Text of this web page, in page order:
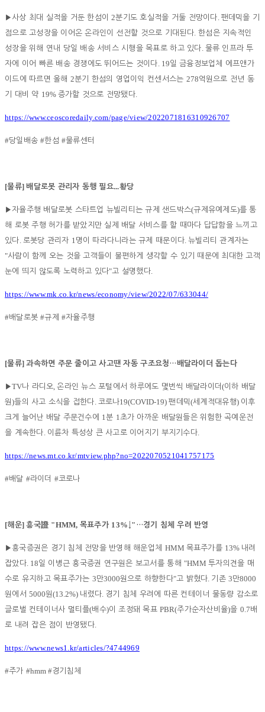
▶ 사상 최대 실적을 거둔 한섬이2분기도 호실적을 거둘 전망이다. 팬데믹을 기
점으로 고성장을 이어온 온라인이 선전할 것으로 기대된다. 한섬은 지속적인
성장을 위해 연내 당일 배송 서비스 시행을 목표로 하고 있다. 물류 인프라 투
자에 이어 빠른 배송 경쟁에도 뛰어드는 것이다. 19일 금융정보업체 에프앤가
이드에 따르면 올해 2분기 한섬의 영업이익 컨센서스는 278억원으로 전년 동
기 대비 약 19% 증가할 것으로 전망됐다.
https://www.ceoscoredaily.com/page/view/2022071816310926707
#당일배송#한섬#물류센터
[물류]배달로봇 관리자 동행 필요...황당
▶자율주행 배달로봇 스타트업 뉴빌리티는 규제 샌드박스(규제유예제도)를 통
해 로봇 주행 허가를 받았지만 실제 배달 서비스를 할 때마다 답답함을 느끼고
있다. 로봇당 관리자 1명이 따라다니라는 규제 때문이다.뉴빌리티 관계자는
"사람이 함께 오는 것을 고객들이 불편하게 생각할 수 있기 때문에 최대한 고객
눈에 띄지 않도록 노력하고 있다"고 설명했다.
https://www.mk.co.kr/news/economy/view/2022/07/633044/
#배달로봇#규제#자율주행
[물류]과속하면 주문 줄이고 사고땐 자동 구조요청…배달라이더 돕는다
▶TV나 라디오,온라인 뉴스 포털에서 하루에도 몇번씩 배달라이더(이하 배달
원)들의 사고 소식을 접한다. 코로나19(COVID-19)팬데믹(세계적대유행) 이후
크게 늘어난 배달 주문건수에 1분 1초가 아까운 배달원들은 위험한 곡예운전
을 계속한다. 이륜차 특성상 큰 사고로 이어지기 부지기수다.
https://news.mt.co.kr/mtview.php?no=2022070521041757175
#배달 #라이더 #코로나
[해운]흥국證 "HMM, 목표주가 13% " …경기 침체 우려 반영
▶흥국증권은 경기 침체 전망을 반영해 해운업체 HMM 목표주가를 13% 내려
잡았다. 18일 이병근 흥국증권 연구원은 보고서를 통해 "HMM투자의견을 매
수로 유지하고 목표주가는 3만3000원으로 하향한다"고 밝혔다. 기존3만8000
원에서5000원(13.2%) 내렸다. 경기 침체 우려에 따른 컨테이너 물동량 감소로
글로벌 컨테이너사 멀티플(배수)이 조정돼 목표PBR(주가순자산비율)을 0.7배
로 내려 잡은 점이 반영됐다.
https://www.news1.kr/articles/?4744969
#주가 #hmm #경기침체